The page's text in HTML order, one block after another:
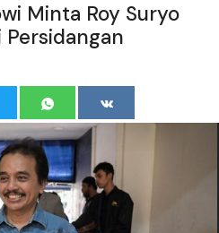
Minta Roy Suryo